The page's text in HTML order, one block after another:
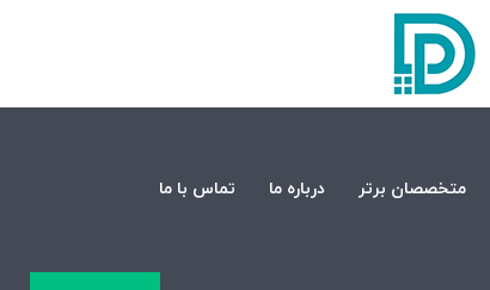
متخصصان برتر درباره ما تماس با ما